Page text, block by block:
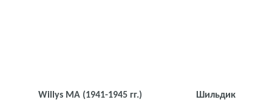
Willys MА (1941-1945 гг.) Шильдик